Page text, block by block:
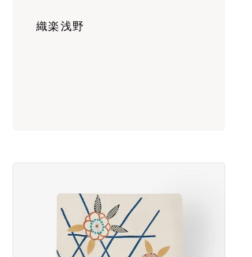
織楽浅野